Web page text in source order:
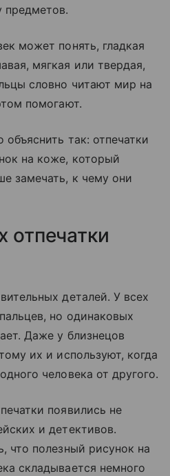
предметов.
может понять, гладкая
мягкая или твердая,
словно читают мир на
помогают.
так: отпечатки
на коже, который
замечать, к чему они
отпечатки
деталей. У всех
но одинаковых
Даже у близнецов
их и используют, когда
человека от другого.
появились не
и детективов.
что полезный рисунок на
складывается немного